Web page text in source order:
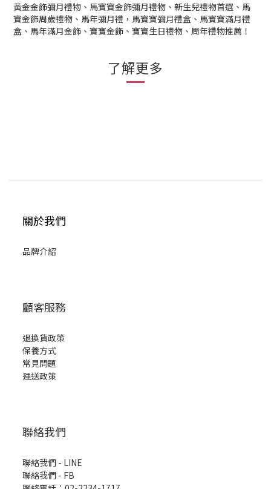
黃金金飾彌月禮物、馬寶寶金飾彌月禮物、新生兒禮物首選、馬
寶金飾周歲禮物、馬年彌月禮，馬寶寶彌月禮盒、馬寶寶滿月禮
盒、馬年滿月金飾、寶寶金飾、寶寶生日禮物、周年禮物推薦！
了解更多
關於我們
品牌介紹
顧客服務
退換貨政策
保養方式
常見問題
運送政策
聯絡我們
聯絡我們 - LINE
聯絡我們 - FB